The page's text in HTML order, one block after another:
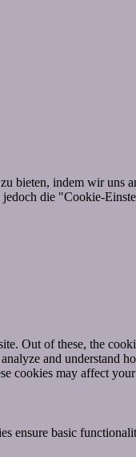
bieten, indem wir
die "Cookie-
Out of these, the
and
cookies may affect
ensure basic